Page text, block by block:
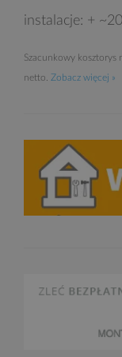
instalacje: +
Szacunkowy kosztorys
netto. Zobacz więcej »